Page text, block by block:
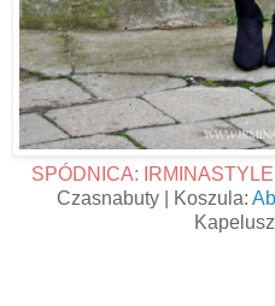
SPÓDNICA: IRMINASTYLE
Czasnabuty | Koszula: